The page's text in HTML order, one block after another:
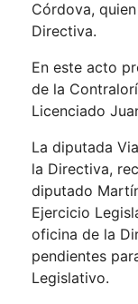
Córdova,
Directiva.
En este acto
de la
Licenciado
La diputada
la Directiva,
diputado
Ejercicio
oficina de la
pendientes
Legislativo.